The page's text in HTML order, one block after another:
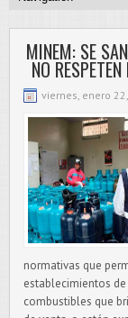
MINEM: SE
NO
viernes, enero
normativas que
establecimientos
combustibles que